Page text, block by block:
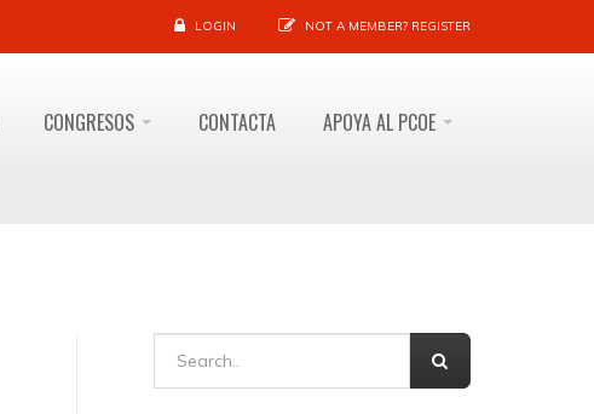
LOGIN NOT A MEMBER? REGISTER
CONGRESOS CONTACTA APOYA AL PCOE